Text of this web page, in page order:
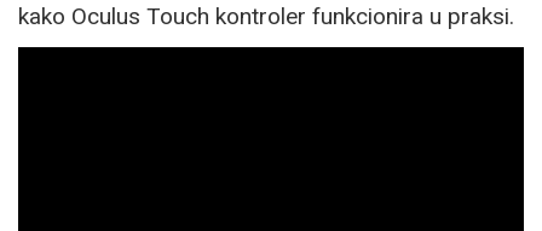
kako Oculus Touch kontroler funkcionira u praksi.